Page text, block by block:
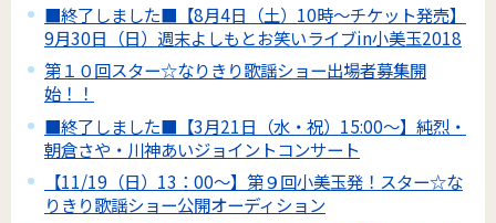
■終了しました■【8月4日（土）10時～チケット発売】
9月30日（日）週末よしもとお笑いライブin小美玉2018
第１０回スター☆なりきり歌謡ショー出場者募集開
始！！
■終了しました■【3月21日（水・祝）15:00～】純烈・
朝倉さや・川神あいジョイントコンサート
【11/19（日）13：00～】第９回小美玉発！スター☆な
りきり歌謡ショー公開オーディション